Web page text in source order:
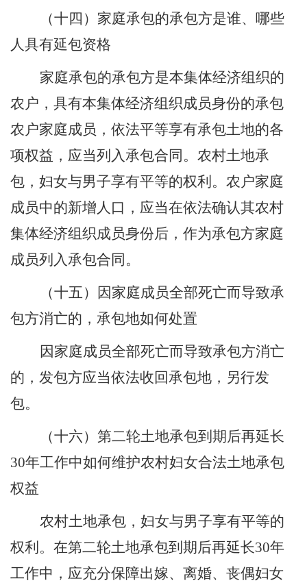
（十四）家庭承包的承包方是谁、 哪些
人具有延包资格
家庭承包的承包方是本集体经济组织的
农户，具有本集体经济组织成员身份的承包
农户家庭成员，依法平等享有承包土地的各
项权益，应当列入承包合同。农村土地承
包，妇女与男子享有平等的权利。农户家庭
成员中的新增人口，应当在依法确认其农村
集体经济组织成员身份后，作为承包方家庭
成员列入承包合同。
（十五）因家庭成员全部死亡而导致承
包方消亡的，承包地如何处置
因家庭成员全部死亡而导致承包方消亡
的，发包方应当依法收回承包地，另行发
包。
（十六）第二轮土地承包到期后再延长
30年工作中如何维护农村妇女合法土地承包
权益
农村土地承包，妇女与男子享有平等的
权利。在第二轮土地承包到期后再延长30年
工作中，应充分保障出嫁、离婚、丧偶妇女